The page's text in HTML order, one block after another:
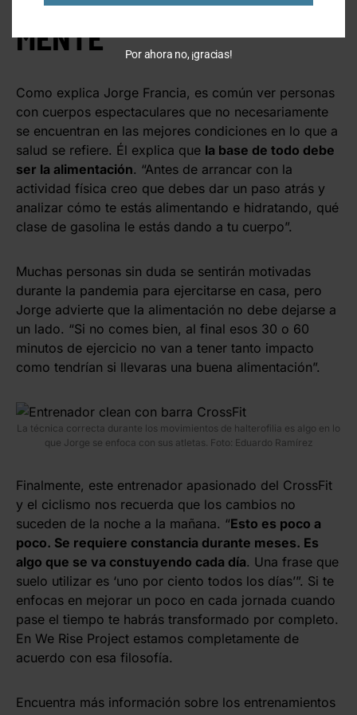
MENTE
Como explica Jorge Francia, es común ver personas
con cuerpos espectaculares que no necesariamente
se encuentran en las mejores condiciones en lo que a
salud se refiere. Él explica que la base de todo debe
ser la alimentación. “Antes de arrancar con la
actividad física creo que debes dar un paso atrás y
analizar cómo te estás alimentando e hidratando, qué
clase de gasolina le estás dando a tu cuerpo”.
Muchas personas sin duda se sentirán motivadas
durante la pandemia para ejercitarse en casa, pero
Jorge advierte que la alimentación no debe dejarse a
un lado. “Si no comes bien, al final esos 30 o 60
minutos de ejercicio no van a tener tanto impacto
como tendrían si llevaras una buena alimentación”.
La técnica correcta durante los movimientos de halterofilia es algo en lo
que Jorge se enfoca con sus atletas. Foto: Eduardo Ramírez
Finalmente, este entrenador apasionado del CrossFit
y el ciclismo nos recuerda que los cambios no
suceden de la noche a la mañana. “Esto es poco a
poco. Se requiere constancia durante meses. Es
algo que se va constuyendo cada día. Una frase que
suelo utilizar es ‘uno por ciento todos los días’”. Si te
enfocas en mejorar un poco en cada jornada cuando
pase el tiempo te habrás transformado por completo.
En We Rise Project estamos completamente de
acuerdo con esa filosofía.
Encuentra más información sobre los entrenamientos
Por ahora no, ¡gracias!